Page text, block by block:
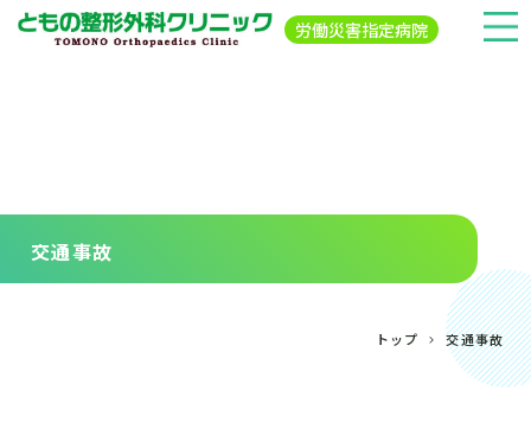
労働災害指定病院
交通事故
トップ 交通事故